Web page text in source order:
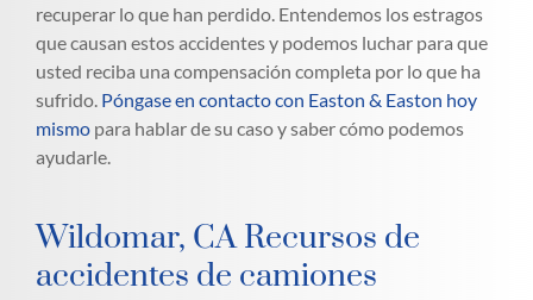
recuperar lo que han perdido. Entendemos los estragos
que causan estos accidentes y podemos luchar para que
usted reciba una compensación completa por lo que ha
sufrido. Póngase en contacto con Easton & Easton hoy
mismo para hablar de su caso y saber cómo podemos
ayudarle.
Wildomar, CA Recursos de
accidentes de camiones